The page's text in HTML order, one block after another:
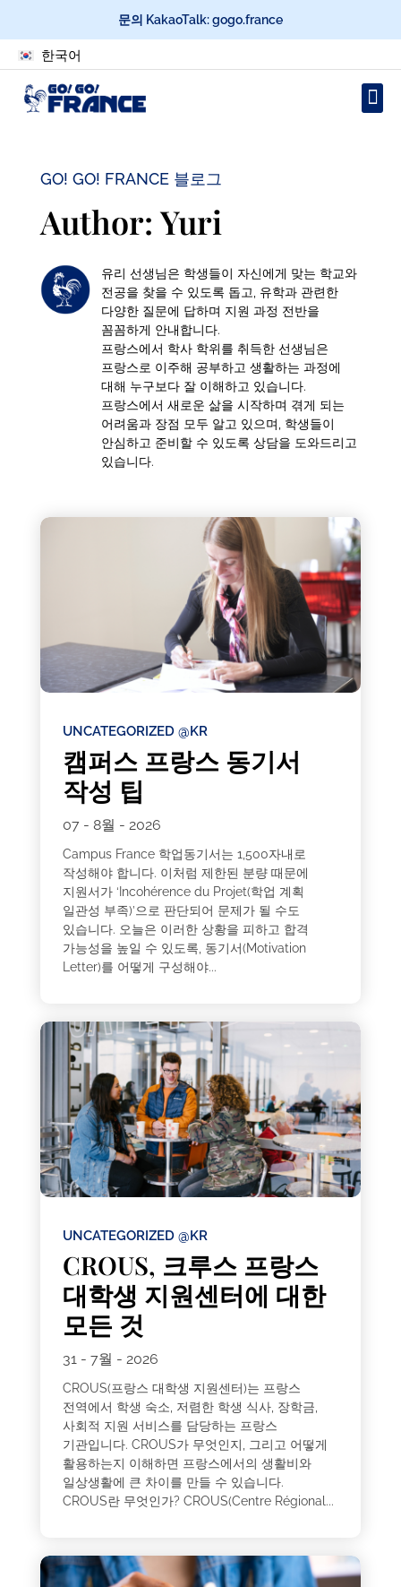
문의 KakaoTalk: gogo.france
한국어
GO! GO! FRANCE 블로그
Author: Yuri
유리 선생님은 학생들이 자신에게 맞는 학교와
전공을 찾을 수 있도록 돕고, 유학과 관련한
다양한 질문에 답하며 지원 과정 전반을
꼼꼼하게 안내합니다.
프랑스에서 학사 학위를 취득한 선생님은
프랑스로 이주해 공부하고 생활하는 과정에
대해 누구보다 잘 이해하고 있습니다.
프랑스에서 새로운 삶을 시작하며 겪게 되는
어려움과 장점 모두 알고 있으며, 학생들이
안심하고 준비할 수 있도록 상담을 도와드리고
있습니다.
UNCATEGORIZED @KR
캠퍼스 프랑스 동기서
작성 팁
07 - 8월 - 2026
Campus France 학업동기서는 1,500자내로
작성해야 합니다. 이처럼 제한된 분량 때문에
지원서가 ‘Incohérence du Projet(학업 계획
일관성 부족)’으로 판단되어 문제가 될 수도
있습니다. 오늘은 이러한 상황을 피하고 합격
가능성을 높일 수 있도록, 동기서(Motivation
Letter)를 어떻게 구성해야...
UNCATEGORIZED @KR
CROUS, 크루스 프랑스
대학생 지원센터에 대한
모든 것
31 - 7월 - 2026
CROUS(프랑스 대학생 지원센터)는 프랑스
전역에서 학생 숙소, 저렴한 학생 식사, 장학금,
사회적 지원 서비스를 담당하는 프랑스
기관입니다. CROUS가 무엇인지, 그리고 어떻게
활용하는지 이해하면 프랑스에서의 생활비와
일상생활에 큰 차이를 만들 수 있습니다.
CROUS란 무엇인가? CROUS(Centre Régional...